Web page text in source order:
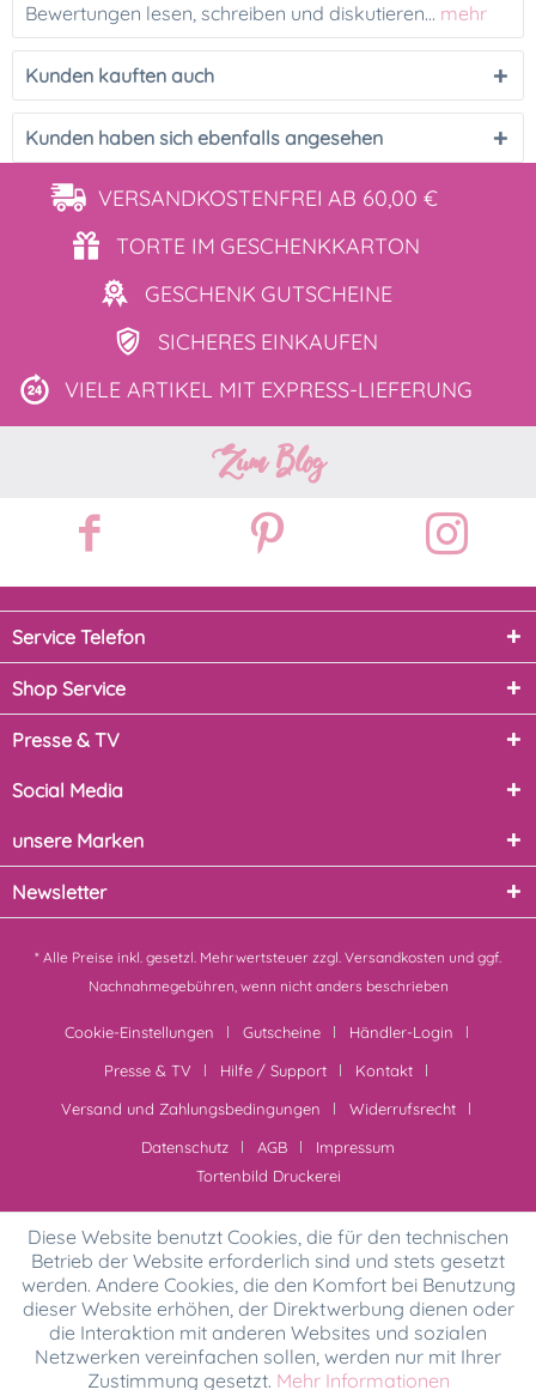
Bewertungen lesen, schreiben und diskutieren... mehr
Kunden kauften auch
Kunden haben sich ebenfalls angesehen
VERSANDKOSTENFREI AB 60,00 €
TORTE IM GESCHENKKARTON
GESCHENK GUTSCHEINE
SICHERES EINKAUFEN
VIELE ARTIKEL MIT EXPRESS-LIEFERUNG
Zum Blog
Service Telefon
Shop Service
Presse & TV
Social Media
unsere Marken
Newsletter
* Alle Preise inkl. gesetzl. Mehrwertsteuer zzgl. Versandkosten und ggf.
Nachnahmegebühren, wenn nicht anders beschrieben
Cookie-Einstellungen Gutscheine
Händler-Login
Presse & TV
Hilfe / Support
Kontakt
Versand und Zahlungsbedingungen
Widerrufsrecht
Datenschutz
AGB
Impressum
Tortenbild Druckerei
Diese Website benutzt Cookies, die für den technischen
Betrieb der Website erforderlich sind und stets gesetzt
werden. Andere Cookies, die den Komfort bei Benutzung
dieser Website erhöhen, der Direktwerbung dienen oder
die Interaktion mit anderen Websites und sozialen
Netzwerken vereinfachen sollen, werden nur mit Ihrer
Zustimmung gesetzt. Mehr Informationen